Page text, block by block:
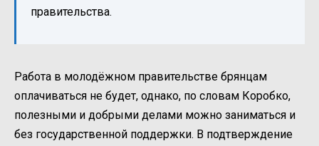
правительства.
Работа в молодёжном правительстве брянцам
оплачиваться не будет, однако, по словам Коробко,
полезными и добрыми делами можно заниматься и
без государственной поддержки. В подтверждение